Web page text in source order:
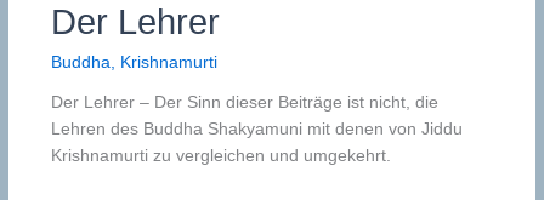
Der Lehrer
Buddha Krishnamurti
Der Lehrer – Der Sinn dieser Beiträge ist nicht, die
Lehren des Buddha Shakyamuni mit denen von Jiddu
Krishnamurti zu vergleichen und umgekehrt.